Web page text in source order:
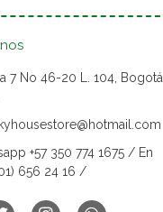
7 No 46-20 L. 104, Bogotá,
+57 350 774 1675 / En
656 24 16 /